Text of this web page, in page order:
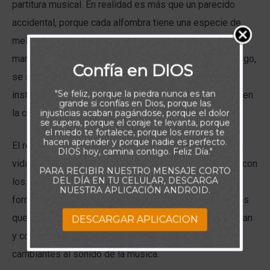
partitura musical. En realidad es más que un parecido
accidental, porque cada alfombra tiene una especie de
melodía propia. Los miles de hilos se estiran sobre un
marco grande de madera y detrás de él, en un banco largo,
se sientan los trabajadores. El maestro tejedor lee las
instrucciones para cada puntada en una extraña tonada en
la cual cada color tiene su nota particular.
El relato nos hace pensar en el tejido de nuestra propia
vida. Todos somos tejedores y día tras día trabajamos con
los hilos, a veces oscuros, a veces brillantes, que
formarán parte de la alfombra. Pero bienaventurados los
que están seguros de que sí hay un patrón; que escuchan
y confían en la Voz que dirige y así tejen los hilos
cambiantes al sonido de la música.
Confía en DIOS
"Se feliz, porque la piedra nunca es tan
grande si confías en Dios, porque las
injusticias acaban pagándose, porque el dolor
se supera, porque el coraje te levanta, porque
el miedo te fortalece, porque los errores te
hacen aprender y porque nadie es perfecto.
DIOS hoy, camina contigo. Feliz Día."
PARA RECIBIR NUESTRO MENSAJE CORTO
DEL DÍA EN TU CELULAR, DESCARGA
NUESTRA APLICACIÓN ANDROID.
DESCARGAR APLICACION